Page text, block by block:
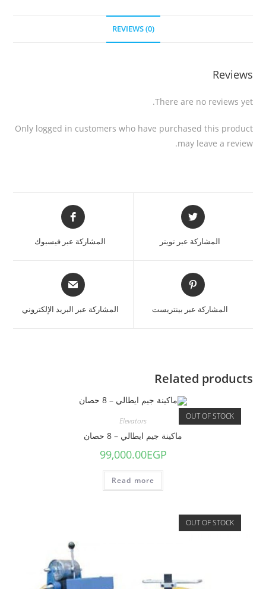
REVIEWS (0)
Reviews
There are no reviews yet.
Only logged in customers who have purchased this product
may leave a review.
المشاركة عبر تويتر المشاركة عبر فيسبوك
المشاركة عبر بينتريست المشاركة عبر البريد الإلكتروني
Related products
OUT OF STOCK
Elevators
ماكينة جيم ايطالي – 8 حصان
99,000.00EGP
Read more
OUT OF STOCK